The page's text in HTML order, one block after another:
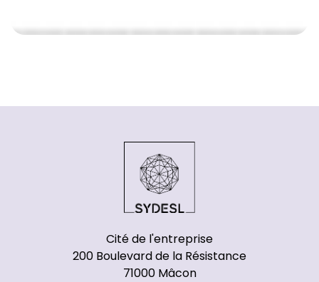
Cité de l'entreprise
200 Boulevard de la Résistance
71000 Mâcon